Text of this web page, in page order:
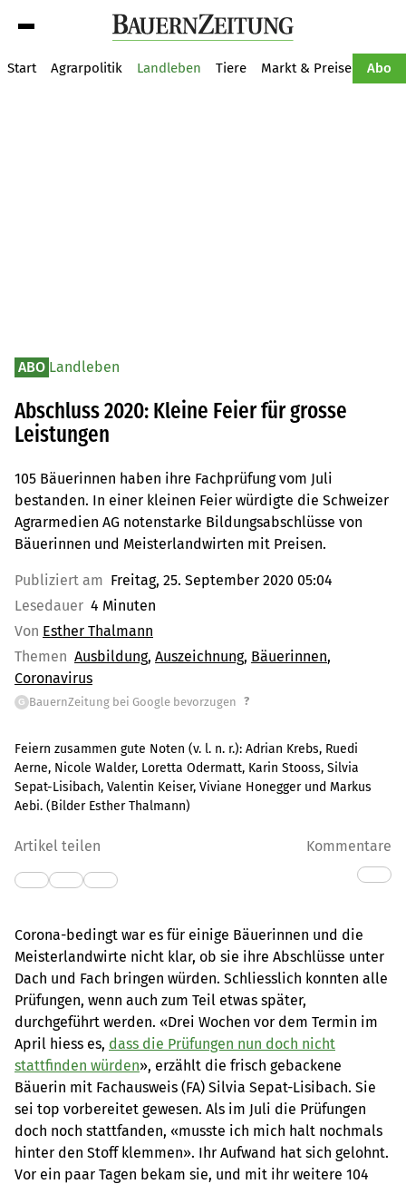
Start Agrarpolitik Landleben Tiere Markt & Preise Abo
ABO Landleben
Abschluss 2020: Kleine Feier für grosse
Leistungen
105 Bäuerinnen haben ihre Fachprüfung vom Juli
bestanden. In einer kleinen Feier würdigte die Schweizer
Agrarmedien AG notenstarke Bildungsabschlüsse von
Bäuerinnen und Meisterlandwirten mit Preisen.
Publiziert am Freitag, 25. September 2020 05:04
Lesedauer 4 Minuten
Von Esther Thalmann
Themen Ausbildung Auszeichnung Bäuerinnen
Coronavirus
G BauernZeitung bei Google bevorzugen ?
Feiern zusammen gute Noten (v. l. n. r.): Adrian Krebs, Ruedi
Aerne, Nicole Walder, Loretta Odermatt, Karin Stooss, Silvia
Sepat-Lisibach, Valentin Keiser, Viviane Honegger und Markus
Aebi. (Bilder Esther Thalmann)
Artikel teilen Kommentare
Corona-bedingt war es für einige Bäuerinnen und die
Meisterlandwirte nicht klar, ob sie ihre Abschlüsse unter
Dach und Fach bringen würden. Schliesslich konnten alle
Prüfungen, wenn auch zum Teil etwas später,
durchgeführt werden. «Drei Wochen vor dem Termin im
April hiess es, dass die Prüfungen nun doch nicht
stattfinden würden», erzählt die frisch gebackene
Bäuerin mit Fachausweis (FA) Silvia Sepat-Lisibach. Sie
sei top vorbereitet gewesen. Als im Juli die Prüfungen
doch noch stattfanden, «musste ich mich halt nochmals
hinter den Stoff klemmen». Ihr Aufwand hat sich gelohnt.
Vor ein paar Tagen bekam sie, und mit ihr weitere 104